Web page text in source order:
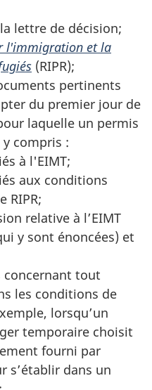
lettre de décision;
l'immigration et la
(RIPR);
pertinents
du premier jour de
laquelle un permis
compris :
à l'EIMT;
aux conditions
RIPR;
relative à l’EIMT
y sont énoncées) et
concernant tout
les conditions de
lorsqu’un
temporaire choisit
fourni par
s’établir dans un